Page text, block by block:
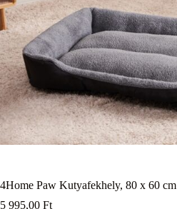
4Home Paw Kutyafekhely, 80 x 60 cm
5 995,00 Ft